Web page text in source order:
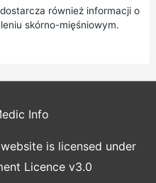
również informacji o
skórno-mięśniowym.
Info
is licensed under
Licence v3.0